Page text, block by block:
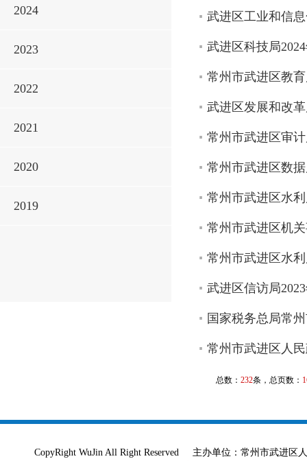
2024
2023
2022
2021
2020
2019
武进区工业和信
武进区科技局
常州市武进区教
武进区发展和改
常州市武进区审
常州市武进区数
常州市武进区水
常州市武进区机
常州市武进区水
武进区信访局
国家税务总局常
常州市武进区人
总数： 232条，总页数：
CopyRight WuJin All Right Reserved 主办单位：常州市武进